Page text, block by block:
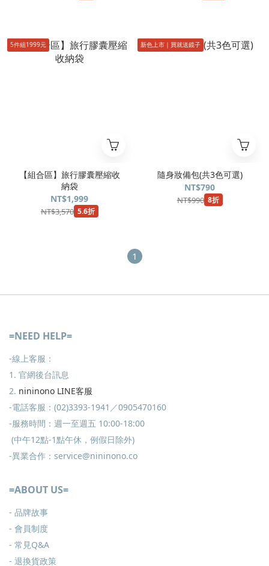
5件組1999元
【組合區】旅行膠囊壓縮收
納袋
NT$1,999
NT$3,570 5.6折
新色上市｜買就送鏡子
隨身妝備包(共3色可選)
NT$790
NT$990 8折
1
=NEED HELP=
-線上客服：
1. 官網後台訊息
2. nininono LINE客服
-電話客服：(02)3393-1941／0905470160
-服務時間：週一至週五 10:00-18:00
(中午12點-1點午休，例假日除外)
-異業合作：service@nininono.co
=ABOUT US=
- 品牌故事
- 會員制度
- 常見Q&A
- 退換貨政策